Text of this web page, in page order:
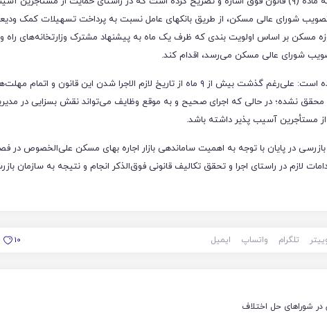
مسکن بر اساس اولویت­ بندی که ظرف یک ماه به پیشنهاد مشترک وزارتخانه‌های راه
شورای عالی مسکن می‌رسد، اقدام کند.
در بخش دیگری از این تاکید شده است: علی‌رغم گذشت بیش از ۹ ماه از تاریخ لازم ­الاجرا شدن این قانون و
نشده؛ در حالی که اجرای صحیح و به موقع وظایف می‌تواند نقش بسزایی در
از مستأجرین آسیب­ پذیر داشته باشد.
در پایان با توجه به اهمیت ساماندهی بازار اجاره بهای مسکن علی‌الخصوص در
لازم در راستای اجرا و تحقق تکالیف قانونی فوق‌الذکر انجام و نتیجه به سازمان
تلگرام واتساپ ایمیل 10
شوراهای حل اختلاف